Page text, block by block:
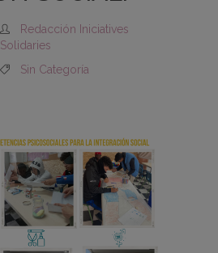
Redacción Iniciatives
Solidaries
Sin Categoría